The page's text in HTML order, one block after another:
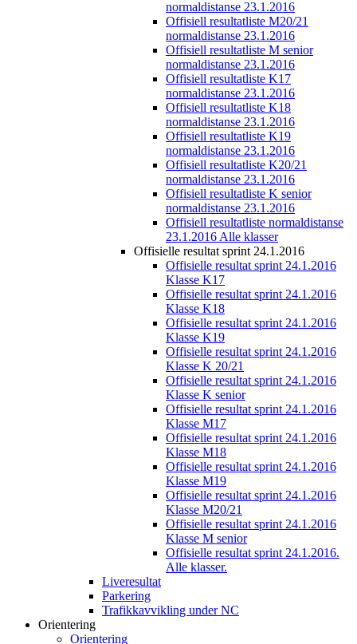
normaldistanse 23.1.2016
Offisiell resultatliste M20/21
normaldistanse 23.1.2016
Offisiell resultatliste M senior
normaldistanse 23.1.2016
Offisiell resultatliste K17
normaldistanse 23.1.2016
Offisiell resultatliste K18
normaldistanse 23.1.2016
Offisiell resultatliste K19
normaldistanse 23.1.2016
Offisiell resultatliste K20/21
normaldistanse 23.1.2016
Offisiell resultatliste K senior
normaldistanse 23.1.2016
Offisiell resultatliste normaldistanse
23.1.2016 Alle klasser
Offisielle resultat sprint 24.1.2016
Offisielle resultat sprint 24.1.2016
Klasse K17
Offisielle resultat sprint 24.1.2016
Klasse K18
Offisielle resultat sprint 24.1.2016
Klasse K19
Offisielle resultat sprint 24.1.2016
Klasse K 20/21
Offisielle resultat sprint 24.1.2016
Klasse K senior
Offisielle resultat sprint 24.1.2016
Klasse M17
Offisielle resultat sprint 24.1.2016
Klasse M18
Offisielle resultat sprint 24.1.2016
Klasse M19
Offisielle resultat sprint 24.1.2016
Klasse M20/21
Offisielle resultat sprint 24.1.2016
Klasse M senior
Offisielle resultat sprint 24.1.2016.
Alle klasser.
Liveresultat
Parkering
Trafikkavvikling under NC
Orientering
Orientering